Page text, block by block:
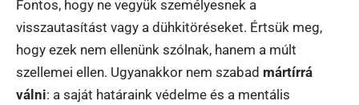
Fontos, hogy ne vegyük személyesnek a
visszautasítást vagy a dühkitöréseket. Értsük meg,
hogy ezek nem ellenünk szólnak, hanem a múlt
szellemei ellen. Ugyanakkor nem szabad mártírrá
válni: a saját határaink védelme és a mentális